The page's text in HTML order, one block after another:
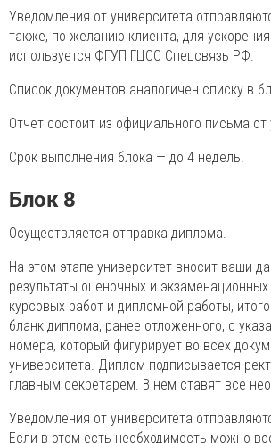
Уведомления от университета
также, по желанию клиента, для
используется ФГУП ГЦСС Спецсвязь РФ.
Список документов аналогичен списку в
Отчет состоит из официального письма от
Срок выполнения блока — до 4 недель.
Блок 8
Осуществляется отправка диплома.
На этом этапе университет вносит ваши
результаты оценочных и экзаменационных
курсовых работ и дипломной работы,
бланк диплома, ранее отложенного, с
номера, который фигурирует во всех
университета. Диплом подписывается
главным секретарем. В нем ставят все
Уведомления от университета
Если в этом есть необходимость можно